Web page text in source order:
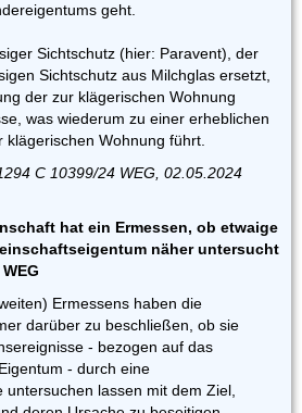
geht.
Sichtschutz (hier: Paravent), der
Sichtschutz aus Milchglas ersetzt,
der zur klägerischen Wohnung
was wiederum zu einer erheblichen
Wohnung führt.
C 10399/24 WEG, 02.05.2024
hat ein Ermessen, ob etwaige
näher untersucht
Ermessens haben die
darüber zu beschließen, ob sie
- bezogen auf das
- durch eine
untersuchen lassen mit dem Ziel,